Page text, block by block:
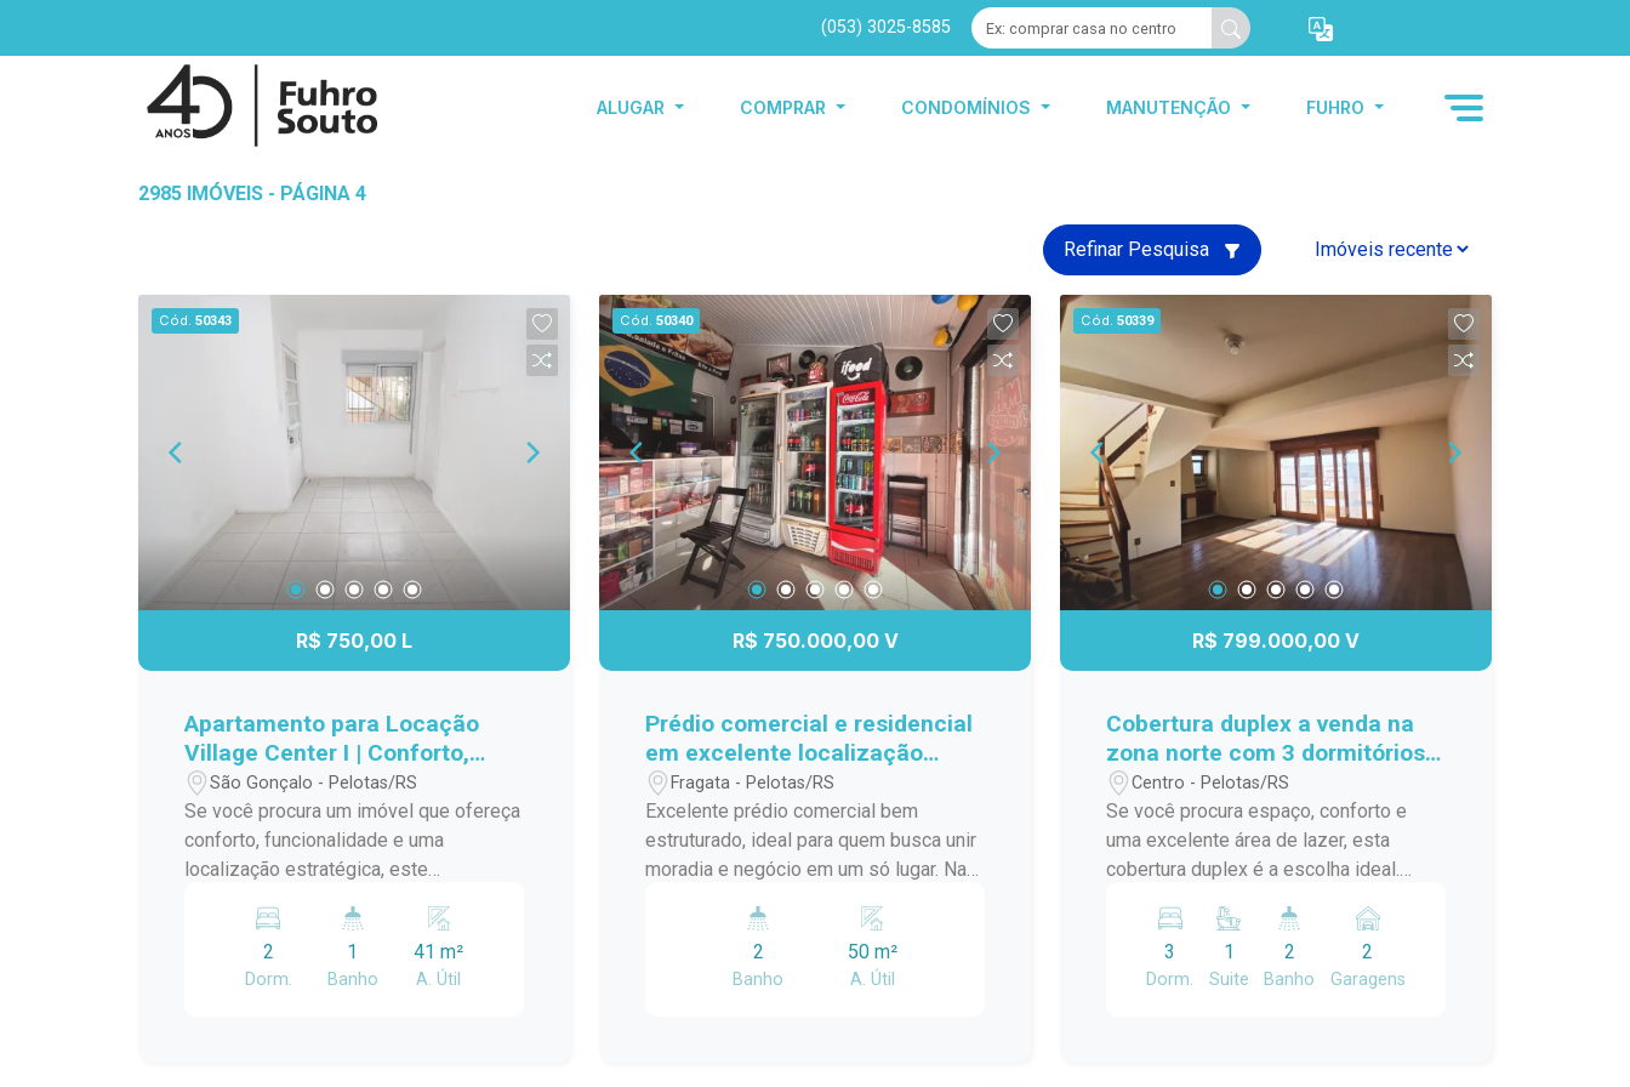
(053) 3025-8585
ALUGAR COMPRAR CONDOMÍNIOS MANUTENÇÃO FUHRO
2985 IMÓVEIS - PÁGINA 4
Refinar Pesquisa
Cód. 50343
R$ 750,00 L
Apartamento para Locação
Village Center I | Conforto,
Espaço e Praticidade no Bairro
São Gonçalo
São Gonçalo - Pelotas/RS
Se você procura um imóvel que ofereça
conforto, funcionalidade e uma
localização estratégica, este
Center I é uma excelente escolha. Com
ambientes bem distribuídos, ótima
iluminação natural e sem mobília, o
2
Dorm.
1
Banho
41 m²
A. Útil
Cód. 50340
R$ 750.000,00 V
Prédio comercial e residencial
em excelente localização
central
Fragata - Pelotas/RS
Excelente prédio comercial bem
estruturado, ideal para quem busca unir
moradia e negócio em um só lugar. Na
residencial composta por 02
dormitórios aconchegantes e banheiro
funcional, oferecendo conforto e
2
Banho
50 m²
A. Útil
Cód. 50339
R$ 799.000,00 V
Cobertura duplex a venda na
zona norte com 3 dormitórios e
duas vagas de garagem
Centro - Pelotas/RS
Se você procura espaço, conforto e
uma excelente área de lazer, esta
cobertura duplex é a escolha ideal.
sendo 1 suíte com closet Sala ampla e
aconchegante com lareira Lavabo
Banheiro social Cozinha com moveis
3
Dorm.
1
Suite
2
Banho
2
Garagens